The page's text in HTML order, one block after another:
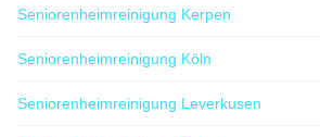
Seniorenheimreinigung Kerpen
Seniorenheimreinigung Köln
Seniorenheimreinigung Leverkusen